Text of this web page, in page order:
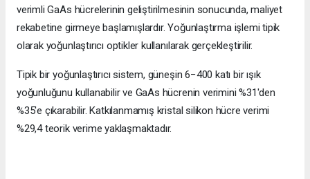
verimli GaAs hücrelerinin geliştirilmesinin sonucunda, maliyet
rekabetine girmeye başlamışlardır. Yoğunlaştırma işlemi tipik
olarak yoğunlaştırıcı optikler kullanılarak gerçekleştirilir.
Tipik bir yoğunlaştırıcı sistem, güneşin 6−400 katı bir ışık
yoğunluğunu kullanabilir ve GaAs hücrenin verimini %31'den
%35'e çıkarabilir. Katkılanmamış kristal silikon hücre verimi
%29,4 teorik verime yaklaşmaktadır.